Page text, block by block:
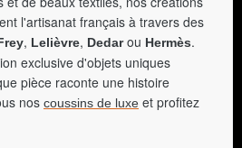
l'artisanat français à travers des
, Lelièvre, Dedarou Hermès.
exclusive d'objets uniques
pièce raconte une histoire
nos coussins de luxe et profitez